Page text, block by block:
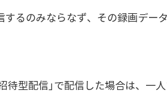
するのみならなず、その録画デー
型配信」で配信した場合は、一